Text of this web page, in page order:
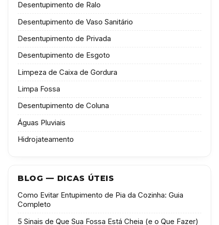
Desentupimento de Ralo
Desentupimento de Vaso Sanitário
Desentupimento de Privada
Desentupimento de Esgoto
Limpeza de Caixa de Gordura
Limpa Fossa
Desentupimento de Coluna
Águas Pluviais
Hidrojateamento
BLOG — DICAS ÚTEIS
Como Evitar Entupimento de Pia da Cozinha: Guia
Completo
5 Sinais de Que Sua Fossa Está Cheia (e o Que Fazer)